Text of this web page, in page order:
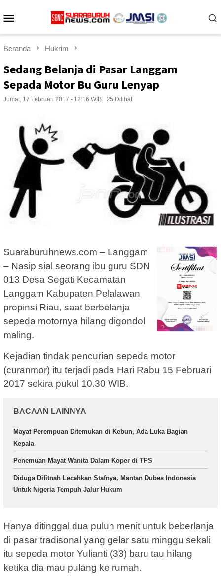
ke
Beranda Hukrim
Sedang Belanja di Pasar Langgam
Sepada Motor Bu Guru Lenyap
Jumat, 17 Februari 2017 - 12:16 WIB 25 Dilihat
Suaraburuhnews.com – Langgam
– Nasip sial seorang ibu guru SDN
013 Desa Segati Kecamatan
Langgam Kabupaten Pelalawan
propinsi Riau, saat berbelanja
sepeda motornya hilang digondol
maling.
Kejadian tindak pencurian sepeda motor
(curanmor) itu terjadi pada Hari Rabu 15 Februari
2017 sekira pukul 10.30 WIB.
BACAAN LAINNYA
Mayat Perempuan Ditemukan di Kebun, Ada Luka Bagian
Kepala
Penemuan Mayat Wanita Dalam Koper di TPS
Diduga Difitnah Lecehkan Stafnya, Mantan Dubes Indonesia
Untuk Nigeria Tempuh Jalur Hukum
Hanya ditinggal dua puluh menit untuk beberlanja
di pasar tradisonal yang gelar satu minggu sekali
itu sepeda motor Yulianti (33) baru tau hilang
ketika dia mau pulang ke rumah.